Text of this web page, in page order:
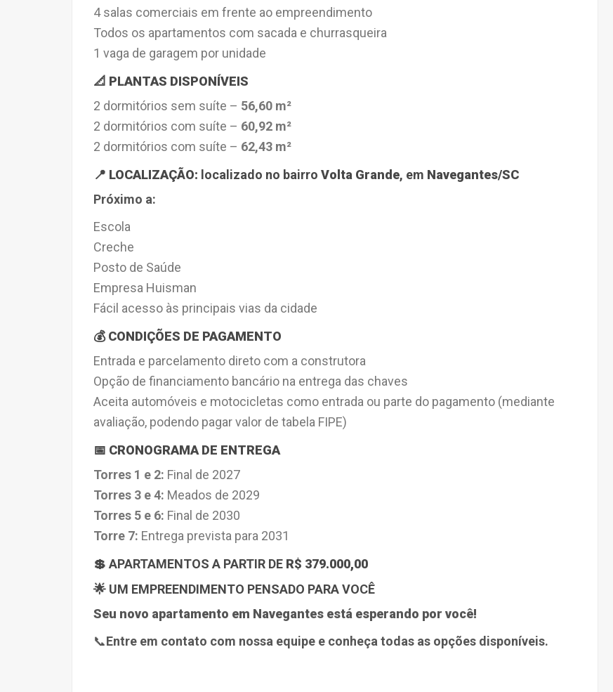
4 salas comerciais em frente ao empreendimento
Todos os apartamentos com sacada e churrasqueira
1 vaga de garagem por unidade
📐 PLANTAS DISPONÍVEIS
2 dormitórios sem suíte – 56,60 m²
2 dormitórios com suíte – 60,92 m²
2 dormitórios com suíte – 62,43 m²
📍 LOCALIZAÇÃO: localizado no bairro Volta Grande, em Navegantes/SC
Próximo a:
Escola
Creche
Posto de Saúde
Empresa Huisman
Fácil acesso às principais vias da cidade
💰 CONDIÇÕES DE PAGAMENTO
Entrada e parcelamento direto com a construtora
Opção de financiamento bancário na entrega das chaves
Aceita automóveis e motocicletas como entrada ou parte do pagamento (mediante
avaliação, podendo pagar valor de tabela FIPE)
📅 CRONOGRAMA DE ENTREGA
Torres 1 e 2: Final de 2027
Torres 3 e 4: Meados de 2029
Torres 5 e 6: Final de 2030
Torre 7: Entrega prevista para 2031
💲 APARTAMENTOS A PARTIR DE R$ 379.000,00
🌟 UM EMPREENDIMENTO PENSADO PARA VOCÊ
Seu novo apartamento em Navegantes está esperando por você!
📞Entre em contato com nossa equipe e conheça todas as opções disponíveis.